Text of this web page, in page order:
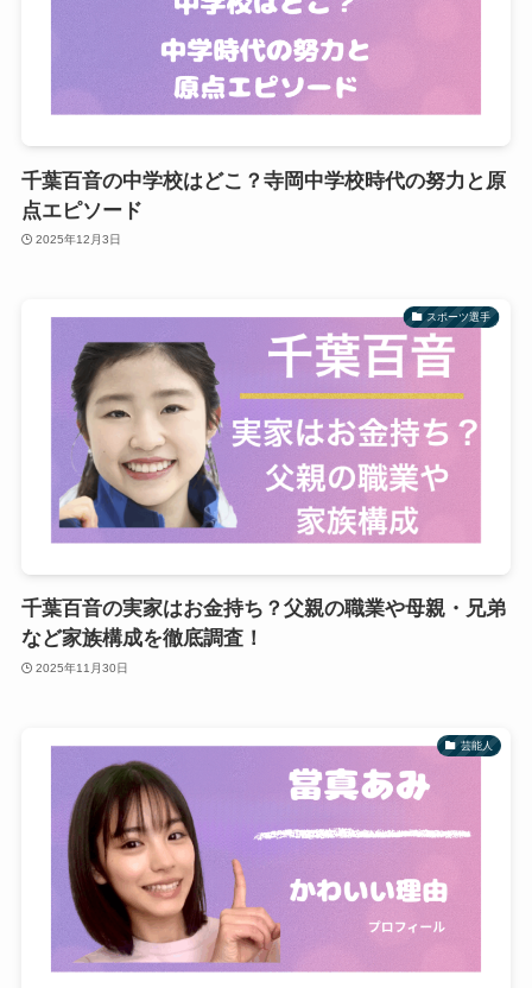
千葉百音の中学校はどこ？寺岡中学校時代の努力と原
点エピソード
2025年12月3日
スポーツ選手
千葉百音の実家はお金持ち？父親の職業や母親・兄弟
など家族構成を徹底調査！
2025年11月30日
芸能人